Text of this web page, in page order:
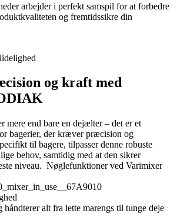
arbejder i perfekt samspil for at forbedre
og fremtidssikre din
og kraft med
end bare en dejælter – det er et
bagerier, der kræver præcision og
til bagere, tilpasser denne robuste
behov, samtidig med at den sikrer
niveau. Nøglefunktioner ved Varimixer
håndterer alt fra lette marengs til tunge deje